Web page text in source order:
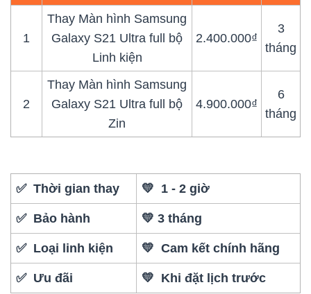
1
Thay Màn hình Samsung
Galaxy S21 Ultra full bộ
Linh kiện
2.400.000₫
3
tháng
2
Thay Màn hình Samsung
Galaxy S21 Ultra full bộ
Zin
4.900.000₫
6
tháng
✅ Thời gian thay 💛 1 - 2 giờ
✅ Bảo hành 💛 3 tháng
✅ Loại linh kiện 💛 Cam kết chính hãng
✅ Ưu đãi 💛 Khi đặt lịch trước